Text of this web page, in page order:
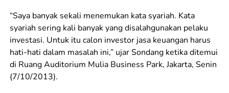
“Saya banyak sekali menemukan kata syariah. Kata
syariah sering kali banyak yang disalahgunakan pelaku
investasi. Untuk itu calon investor jasa keuangan harus
hati-hati dalam masalah ini,” ujar Sondang ketika ditemui
di Ruang Auditorium Mulia Business Park, Jakarta, Senin
(7/10/2013).